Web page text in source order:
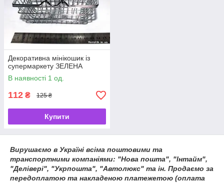
Декоративна мінікошик із
супермаркету ЗЕЛЕНА
В наявності 1 од.
112 ₴ 125 ₴
Купити
Вирушаємо в Україні всіма поштовими та
транспортними компаніями: "Нова пошта", "Інтайм",
"Делівері", "Укрпошта", "Автолюкс" та ін. Продаємо за
передоплатою та накладеною платежетою (оплата